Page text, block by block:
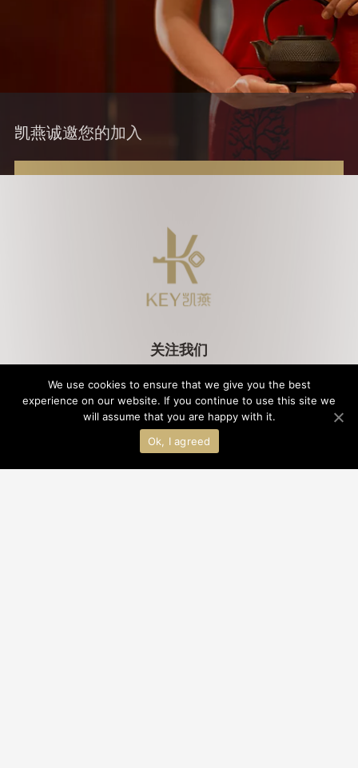
凯燕诚邀您的加入
关注我们
版权所有©2021北京凯燕国际饭店管理有限公司｜
公安备案11010502043512
法律条款 客人隐私政策 Cookies政策
We use cookies to ensure that we give you the best
experience on our website. If you continue to use this site we
will assume that you are happy with it.
Ok, I agreed